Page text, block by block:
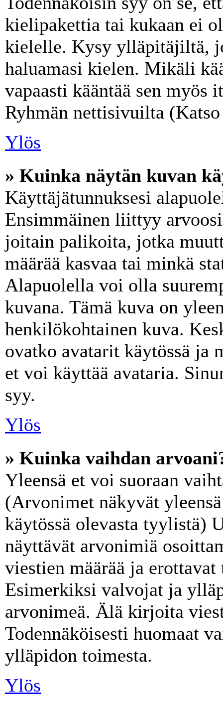
kielipakettia tai kukaan ei
kielelle. Kysy ylläpitäjiltä,
haluamasi kielen. Mikäli
vapaasti kääntää sen myös
Ryhmän nettisivuilta
Ylös
» Kuinka näytän kuvan
Käyttäjätunnuksesi
Ensimmäinen liittyy
joitain palikoita, jotka
määrää kasvaa tai minkä
Alapuolella voi olla
kuvana. Tämä kuva on
henkilökohtainen kuva.
ovatko avatarit käytössä
et voi käyttää avataria.
syy.
Ylös
» Kuinka vaihdan
Yleensä et voi suoraan
(Arvonimet näkyvät
käytössä olevasta tyylistä)
näyttävät arvonimiä
viestien määrää ja
Esimerkiksi valvojat ja
arvonimeä. Älä kirjoita
Todennäköisesti huomaat
ylläpidon toimesta.
Ylös